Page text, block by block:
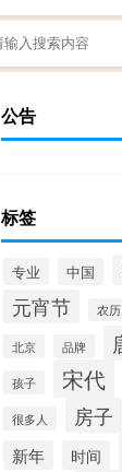
公告
标签
专业 中国
元宵节 农历
北京 品牌
孩子 宋代
很多人 房子
新年 时间